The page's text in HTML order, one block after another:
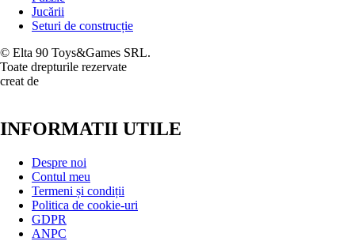
Jucării
Seturi de construcție
© Elta 90 Toys&Games SRL.
Toate drepturile rezervate
creat de
INFORMATII UTILE
Despre noi
Contul meu
Termeni și condiții
Politica de cookie-uri
GDPR
ANPC